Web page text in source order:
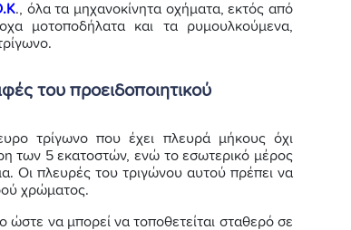
., όλα τα μηχανοκίνητα οχήματα, εκτός από
μοτοποδήλατα και τα ρυμουλκούμενα,
του προειδοποιητικού
τρίγωνο που έχει πλευρά μήκους όχι
των 5 εκατοστών, ενώ το εσωτερικό μέρος
Οι πλευρές του τριγώνου αυτού πρέπει να
χρώματος.
ώστε να μπορεί να τοποθετείται σταθερό σε